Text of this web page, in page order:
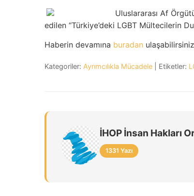
Uluslararası Af
edilen “Türkiye’deki LGBT Mültecilerin
Haberin devamına buradan
Kategoriler: Ayrımcılıkla Mücadele | Etiketler:
İHOP İnsan Hakları
1331 Yazı